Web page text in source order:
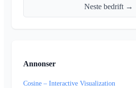
Neste bedrift →
Annonser
Cosine – Interactive Visualization